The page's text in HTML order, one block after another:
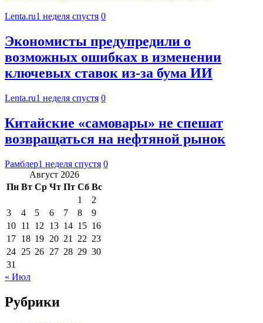
Lenta.ru1 неделя спустя 0
Экономисты предупредили о
возможных ошибках в изменении
ключевых ставок из-за бума ИИ
Lenta.ru1 неделя спустя 0
Китайские «самовары» не спешат
возвращаться на нефтяной рынок
Рамблер1 неделя спустя 0
Август 2026
Пн Вт Ср Чт Пт Сб Вс
1
2
3
4 5 6 7 8
9
10 11 12 13 14 15 16
17 18 19 20 21 22 23
24 25 26 27 28 29 30
31
« Июл
Рубрики